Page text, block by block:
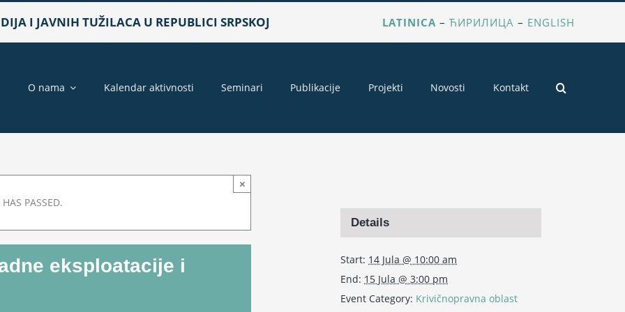
I JAVNIH TUŽILACA U REPUBLICI SRPSKOJ LATINICA –ЋИРИЛИЦА – ENGLISH
O nama Kalendar aktivnosti Seminari Publikacije Projekti Novosti Kontakt
PASSED.
×
eksploatacije i
Details
Start: 14 Jula @ 10:00 am
End: 15 Jula @ 3:00 pm
Event Category: Krivičnopravna oblast